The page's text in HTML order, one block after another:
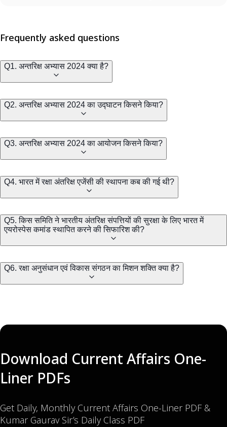
Frequently asked questions
Q1. अन्तरिक्ष अभ्यास 2024 क्या है?
Q2. अन्तरिक्ष अभ्यास 2024 का उद्घाटन किसने किया?
Q3. अन्तरिक्ष अभ्यास 2024 का आयोजन किसने किया?
Q4. भारत में रक्षा अंतरिक्ष एजेंसी की स्थापना कब की गई थी?
Q5. किस समिति ने भारतीय अंतरिक्ष संपत्तियों की सुरक्षा के लिए भारत में
एयरोस्पेस कमांड स्थापित करने की सिफारिश की?
Q6. रक्षा अनुसंधान एवं विकास संगठन का मिशन शक्ति क्या है?
Download Current Affairs One-
Liner PDFs
Get Daily, Monthly Current Affairs One-Liner PDF &
Kumar Gaurav Sir’s Daily Class PDF